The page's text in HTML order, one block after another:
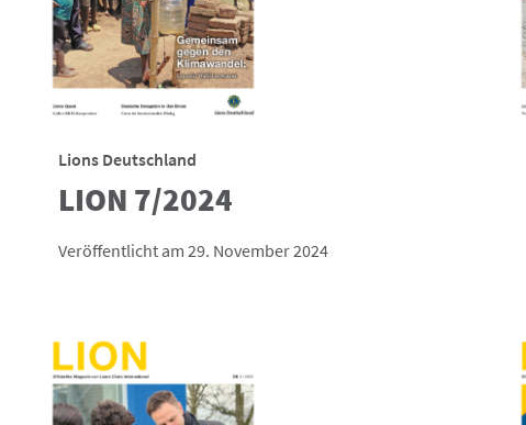
Lions Deutschland
LION 7/2024
Veröffentlicht am 29. November 2024